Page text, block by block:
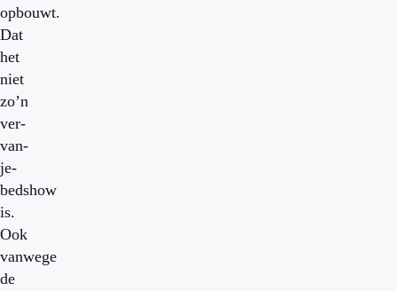
opbouwt.
Dat
het
niet
zo’n
ver-
van-
je-
bedshow
is.
Ook
vanwege
de